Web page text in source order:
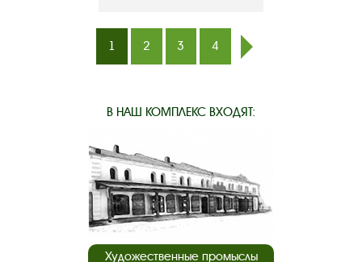
1 2 3
4
В НАШ КОМПЛЕКС ВХОДЯТ:
Художественные промыслы